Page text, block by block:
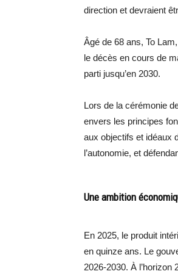
direction et devraient
Âgé de 68 ans, To
le décès en cours de
parti jusqu’en 2030.
Lors de la cérémonie
envers les principes
aux objectifs et idéaux
l’autonomie, et
Une ambition
En 2025, le produit
en quinze ans. Le
2026-2030. À l’horizon